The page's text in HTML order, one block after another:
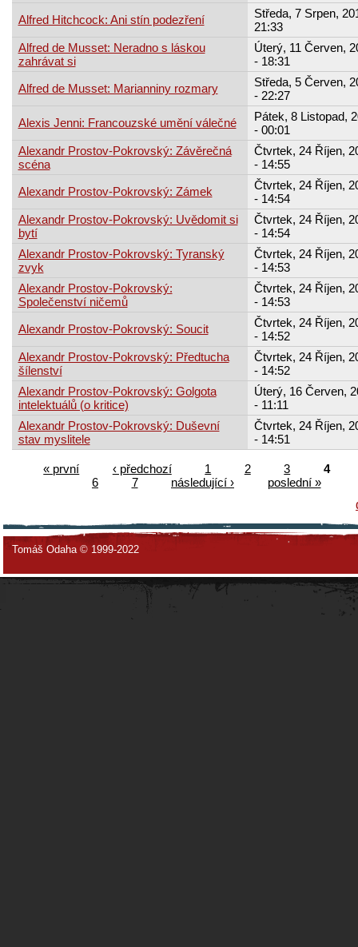
Alfred Hitchcock: Ani stín podezření
Středa, 7 Srpen,
21:33
Alfred de Musset: Neradno s láskou
zahrávat si
Úterý, 11 Červen,
- 18:31
Alfred de Musset: Marianniny rozmary
Středa, 5 Červen,
- 22:27
Alexis Jenni: Francouzské umění válečné
Pátek, 8 Listopad,
- 00:01
Alexandr Prostov-Pokrovský: Závěrečná
scéna
Čtvrtek, 24 Říjen,
- 14:55
Alexandr Prostov-Pokrovský: Zámek
Čtvrtek, 24 Říjen,
- 14:54
Alexandr Prostov-Pokrovský: Uvědomit si
bytí
Čtvrtek, 24 Říjen,
- 14:54
Alexandr Prostov-Pokrovský: Tyranský
zvyk
Čtvrtek, 24 Říjen,
- 14:53
Alexandr Prostov-Pokrovský:
Společenství ničemů
Čtvrtek, 24 Říjen,
- 14:53
Alexandr Prostov-Pokrovský: Soucit
Čtvrtek, 24 Říjen,
- 14:52
Alexandr Prostov-Pokrovský: Předtucha
šílenství
Čtvrtek, 24 Říjen,
- 14:52
Alexandr Prostov-Pokrovský: Golgota
intelektuálů (o kritice)
Úterý, 16 Červen,
- 11:11
Alexandr Prostov-Pokrovský: Duševní
stav myslitele
Čtvrtek, 24 Říjen,
- 14:51
« první ‹ předchozí 1 2 3
4
6
7 následující ›
poslední »
Tomáš Odaha © 1999-2022